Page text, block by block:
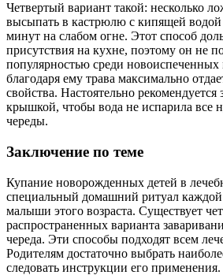
Четвертый вариант такой: несколько
высыпать в кастрюлю с кипящей
минут на слабом огне. Этот способ
присутствия на кухне, поэтому он не
популярностью среди
благодаря ему трава максимально
свойства. Настоятельно рекомендуется
крышкой, чтобы вода не испарила все
череды.
Заключение по теме
Купание новорожденных детей в
специальный домашний ритуал каждой
малыши этого возраста. Существует
распространенных варианта
череда. Эти способы подходят всем
Родителям достаточно выбрать
следовать инструкции его применения.